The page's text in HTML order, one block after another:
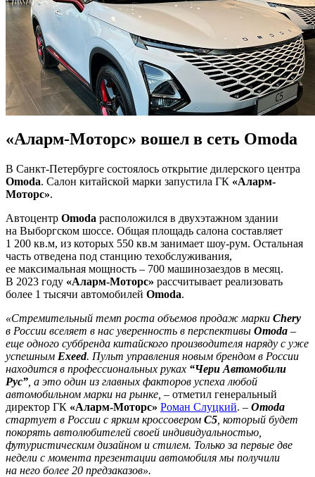
«Аларм-Моторс» вошел в сеть Omoda
В Санкт-Петербурге состоялось открытие дилерского центра
Omoda. Салон китайской марки запустила ГК «Аларм-
Моторс».
Автоцентр Omoda расположился в двухэтажном здании
на Выборгском шоссе. Общая площадь салона составляет
1 200 кв.м, из которых 550 кв.м занимает шоу-рум. Остальная
часть отведена под станцию техобслуживания,
ее максимальная мощность – 700 машинозаездов в месяц.
В 2023 году «Аларм-Моторс» рассчитывает реализовать
более 1 тысячи автомобилей Omoda.
«Стремительный темп роста объемов продаж марки Chery
в России вселяет в нас уверенность в перспективы Omoda –
еще одного суббренда китайского производителя наряду с уже
успешным Exeed. Пульт управления новым брендом в России
находится в профессиональных руках “Чери Автомобили
Рус” , а это один из главных факторов успеха любой
автомобильном марки на рынке, – отметил генеральный
директор ГК «Аларм-Моторс» Роман Слуцкий. – Omoda
стартует в России с ярким кроссовером С5 , который будет
покорять автолюбителей своей индивидуальностью,
футуристическим дизайном и стилем. Только за первые две
недели с момента презентации автомобиля мы получили
на него более 20 предзаказов».